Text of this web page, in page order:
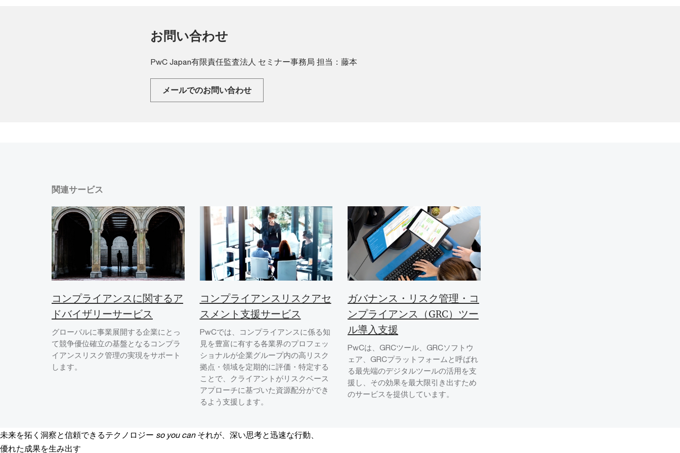
お問い合わせ
PwC Japan有限責任監査法人 セミナー事務局 担当：藤本
メールでのお問い合わせ
関連サービス
コンプライアンスに関するア
ドバイザリーサービス
グローバルに事業展開する企業にとっ
て競争優位確立の基盤となるコンプラ
イアンスリスク管理の実現をサポート
します。
コンプライアンスリスクアセ
スメント支援サービス
PwCでは、コンプライアンスに係る知
見を豊富に有する各業界のプロフェッ
ショナルが企業グループ内の高リスク
拠点・領域を定期的に評価・特定する
ことで、クライアントがリスクベース
アプローチに基づいた資源配分ができ
るよう支援します。
ガバナンス・リスク管理・コ
ンプライアンス（GRC）ツー
ル導入支援
PwCは、GRCツール、GRCソフトウ
ェア、GRCプラットフォームと呼ばれ
る最先端のデジタルツールの活用を支
援し、その効果を最大限引き出すため
のサービスを提供しています。
未来を拓く洞察と信頼できるテクノロジー so you can それが、深い思考と迅速な行動、
優れた成果を生み出す